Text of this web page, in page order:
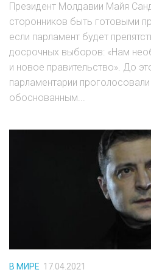
Президент Молдавии Майя
сторонников быть готовыми
если парламент будет
досрочных выборов: «Нам
и новое правительство». До
парламентарии проголосовали
обоснованным...
В МИРЕ 17.04.2021